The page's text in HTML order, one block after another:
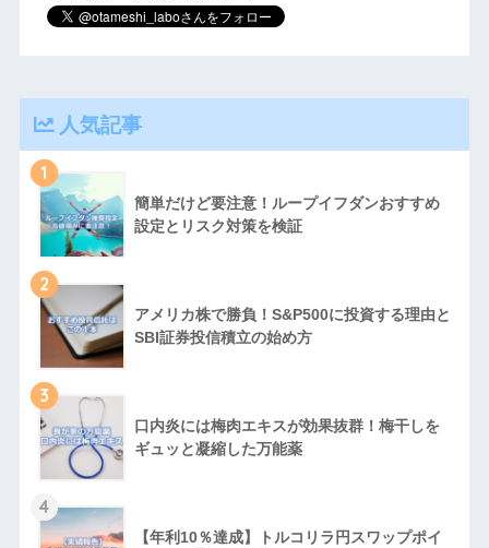
人気記事
1
簡単だけど要注意！ループイフダンおすすめ
設定とリスク対策を検証
2
アメリカ株で勝負！S&P500に投資する理由と
SBI証券投信積立の始め方
3
口内炎には梅肉エキスが効果抜群！梅干しを
ギュッと凝縮した万能薬
4
【年利10％達成】トルコリラ円スワップポイ